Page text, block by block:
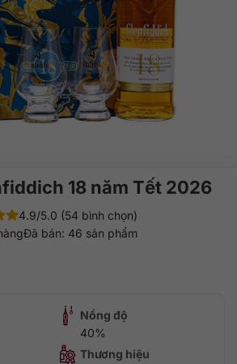
18 năm Tết 2026
4.9/5.0 (54 bình chọn)
Đã bán: 46 sản phẩm
Nồng độ
40%
Thương hiệu